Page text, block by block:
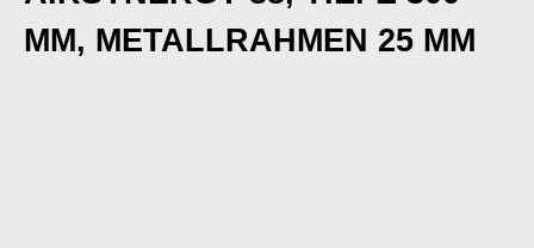
MM, METALLRAHMEN 25 MM